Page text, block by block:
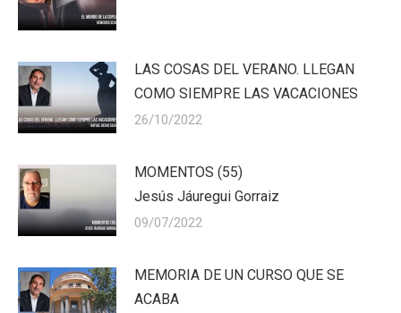
LAS COSAS DEL VERANO. LLEGAN
COMO SIEMPRE LAS VACACIONES
26/10/2022
MOMENTOS (55)
Jesús Jáuregui Gorraiz
09/07/2022
MEMORIA DE UN CURSO QUE SE
ACABA